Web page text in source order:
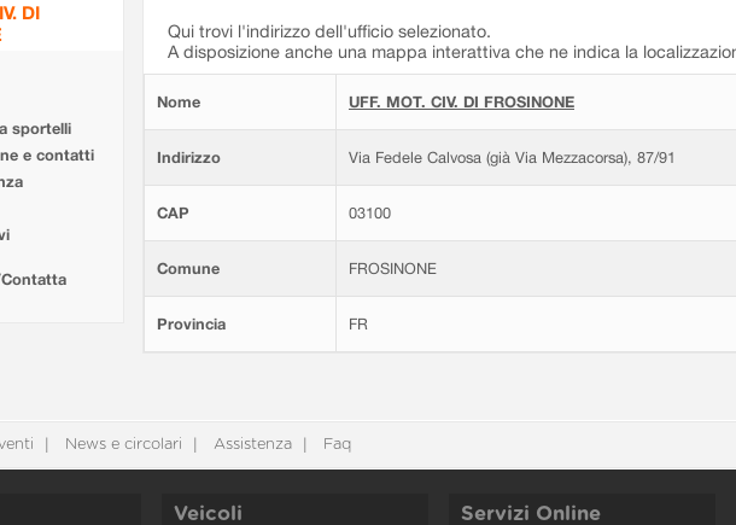
DI
sportelli
e contatti
Qui trovi l'indirizzo dell'ufficio selezionato.
A disposizione anche una mappa interattiva che ne indica la
Nome UFF. MOT. CIV. DI FROSINONE
Indirizzo Via Fedele Calvosa (già Via Mezzacorsa), 87/91
CAP 03100
Comune FROSINONE
Provincia FR
News e circolari Assistenza Faq
Veicoli Servizi Online